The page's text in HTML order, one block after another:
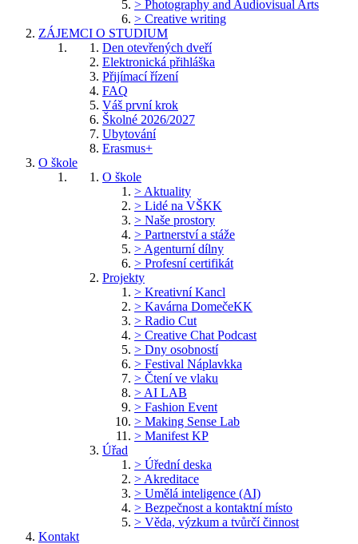
> Photography and Audiovisual Arts
> Creative writing
ZÁJEMCI O STUDIUM
Den otevřených dveří
Elektronická přihláška
Přijímací řízení
FAQ
Váš první krok
Školné 2026/2027
Ubytování
Erasmus+
O škole
O škole
> Aktuality
> Lidé na VŠKK
> Naše prostory
> Partnerství a stáže
> Agenturní dílny
> Profesní certifikát
Projekty
> Kreativní Kancl
> Kavárna DomečeKK
> Radio Cut
> Creative Chat Podcast
> Dny osobností
> Festival Náplavkka
> Čtení ve vlaku
> AI LAB
> Fashion Event
> Making Sense Lab
> Manifest KP
Úřad
> Úřední deska
> Akreditace
> Umělá inteligence (AI)
> Bezpečnost a kontaktní místo
> Věda, výzkum a tvůrčí činnost
Kontakt